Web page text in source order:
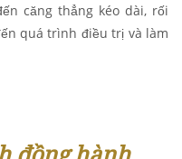
căng thẳng kéo dài, rối
quá trình điều trị và làm